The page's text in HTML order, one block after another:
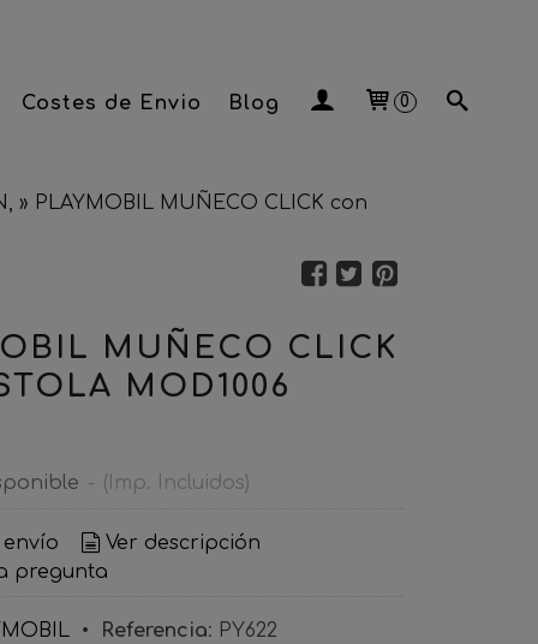
Costes de Envio Blog 0
» PLAYMOBIL MUÑECO CLICK con
MUÑECO CLICK
MOD1006
- (Imp. Incluidos)
envío
Ver descripción
pregunta
• Referencia: PY622